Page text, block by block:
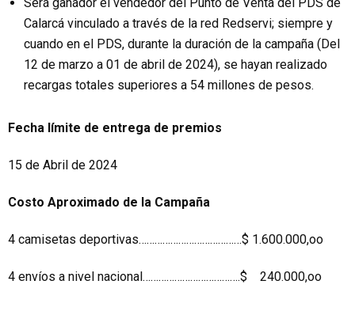
Calarcá vinculado a través de la red Redservi; siempre y
cuando en el PDS, durante la duración de la campaña (Del
12 de marzo a 01 de abril de 2024), se hayan realizado
recargas totales superiores a 54 millones de pesos.
Fecha límite de entrega de premios
15 de Abril de 2024
Costo Aproximado de la Campaña
4 camisetas deportivas…………………………………$ 1.600.000,oo
4 envíos a nivel nacional……………………………….$ 240.000,oo